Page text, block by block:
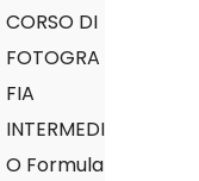
CORSO DI
FOTOGRA
FIA
INTERMEDI
O Formula